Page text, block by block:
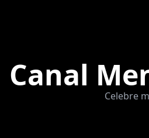
Canal
Celebre